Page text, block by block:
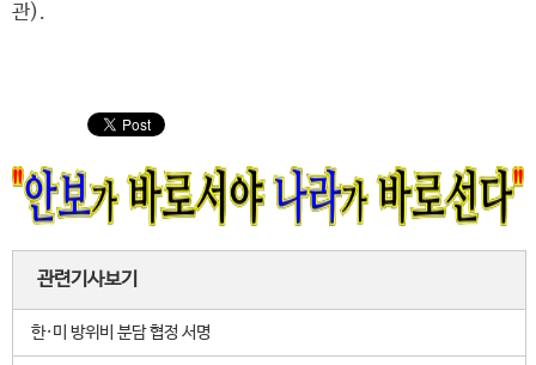
관).
관련기사보기
한·미 방위비 분담 협정 서명